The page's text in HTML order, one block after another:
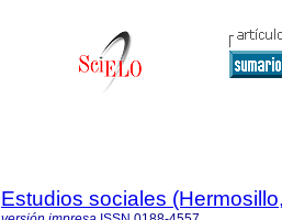
Estudios sociales